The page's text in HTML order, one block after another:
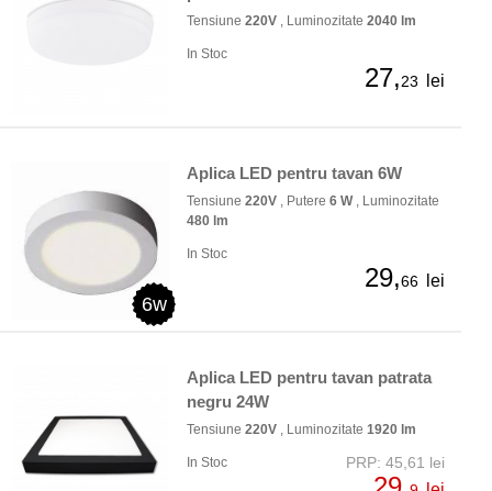
Tensiune 220V , Luminozitate 2040 lm
In Stoc
27,23 lei
6w
Aplica LED pentru tavan 6W
Tensiune 220V , Putere 6 W, Luminozitate
480 lm
In Stoc
29,66 lei
Aplica LED pentru tavan patrata
negru 24W
Tensiune 220V , Luminozitate 1920 lm
In Stoc PRP: 45,61 lei